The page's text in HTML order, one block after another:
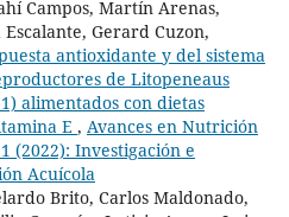
Campos, Martín Arenas,
Gerard Cuzon,
antioxidante y del sistema
de Litopeneaus
alimentados con dietas
E , Avances en Nutrición
(2022): Investigación e
Acuícola
Brito, Carlos Maldonado,